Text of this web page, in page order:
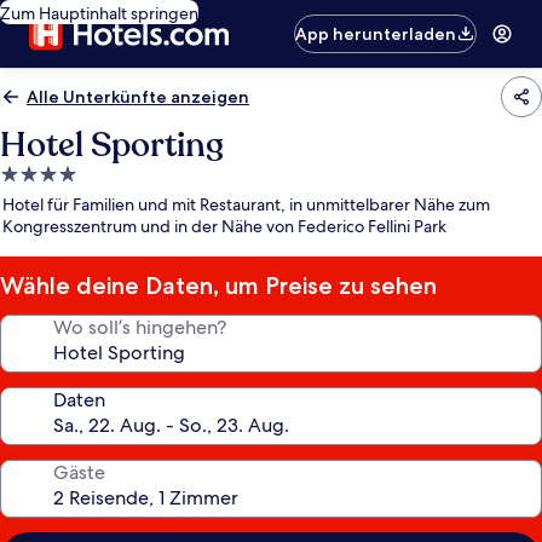
Zum Hauptinhalt springen
App herunterladen
Alle Unterkünfte anzeigen
Hotel Sporting
4.0-
Sterne-
Unterkunft
Hotel für Familien und mit Restaurant, in unmittelbarer Nähe zum
Kongresszentrum und in der Nähe von Federico Fellini Park
Wähle deine Daten, um Preise zu sehen
Wo soll’s hingehen?
Daten
Gäste